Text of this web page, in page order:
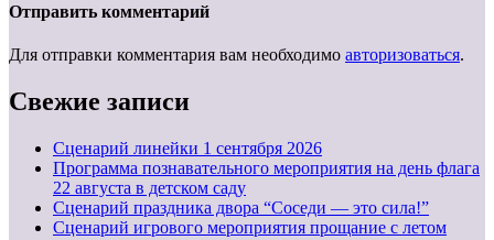
Отправить комментарий
Для отправки комментария вам необходимо авторизоваться.
Свежие записи
Cценарий линейки 1 сентября 2026
Программа познавательного мероприятия на день флага
22 августа в детском саду
Сценарий праздника двора “Соседи — это сила!”
Сценарий игрового мероприятия прощание с летом